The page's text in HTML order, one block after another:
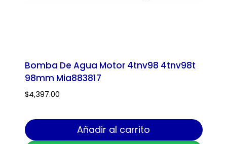
Bomba De Agua Motor 4tnv98 4tnv98t
98mm Mia883817
$4,397.00
Añadir al carrito